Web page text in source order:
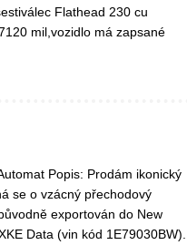
Flathead 230 cu
mil,vozidlo má zapsané
Popis: Prodám ikonický
se o vzácný přechodový
exportován do New
Data (vin kód 1E79030BW).